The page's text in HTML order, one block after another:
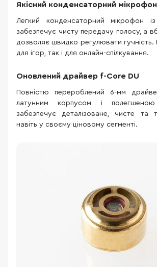
Якісний конденсаторний мікрофон
Легкий конденсаторний мікрофон із
забезпечує чисту передачу голосу, а
дозволяє швидко регулювати гучність.
для ігор, так і для онлайн-спілкування.
Оновлений драйвер f-Core DU
Повністю перероблений 6-мм
латунним корпусом і полегшеною
забезпечує деталізоване, чисте та
навіть у своєму ціновому сегменті.